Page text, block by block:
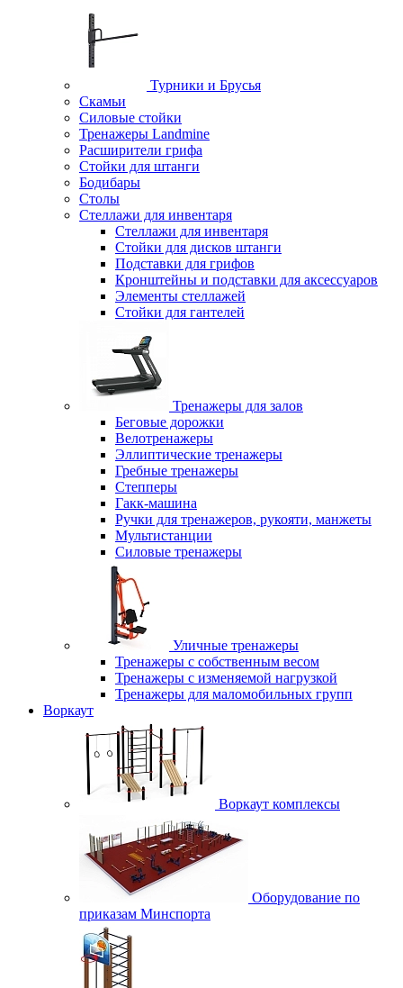
Турники и Брусья
Скамьи
Силовые стойки
Тренажеры Landmine
Расширители грифа
Стойки для штанги
Бодибары
Столы
Стеллажи для инвентаря
Стеллажи для инвентаря
Стойки для дисков штанги
Подставки для грифов
Кронштейны и подставки для аксессуаров
Элементы стеллажей
Стойки для гантелей
Тренажеры для залов
Беговые дорожки
Велотренажеры
Эллиптические тренажеры
Гребные тренажеры
Степперы
Гакк-машина
Ручки для тренажеров, рукояти, манжеты
Мультистанции
Силовые тренажеры
Уличные тренажеры
Тренажеры с собственным весом
Тренажеры с изменяемой нагрузкой
Тренажеры для маломобильных групп
Воркаут
Воркаут комплексы
Оборудование по
приказам Минспорта